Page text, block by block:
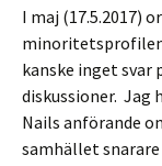
I maj (17.5.2017)
kanske inget svar
diskussioner. Jag
Nails anförande
samhället